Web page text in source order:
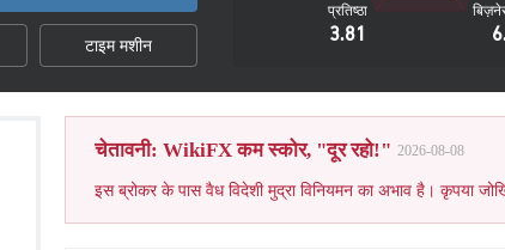
टाइम मशीन
प्रतिष्ठा
3.81
चेतावनी: WikiFX कम स्कोर, "दूर रहो!" 2026-08-08
इस ब्रोकर के पास वैध विदेशी मुद्रा विनियमन का अभाव है। कृपया